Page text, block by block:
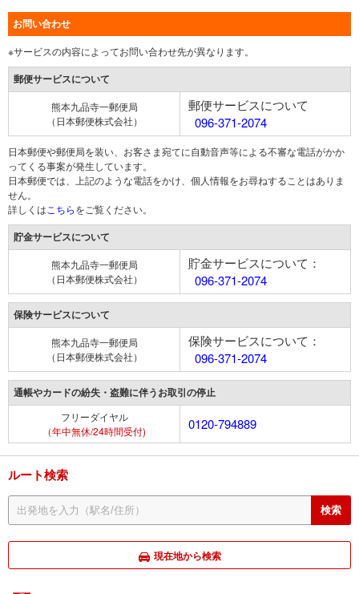
お問い合わせ
※サービスの内容によってお問い合わせ先が異なります。
郵便サービスについて
熊本九品寺一郵便局
（日本郵便株式会社）
郵便サービスについて
096-371-2074
日本郵便や郵便局を装い、お客さま宛てに自動音声等による不審な電話がかか
ってくる事案が発生しています。
日本郵便では、上記のような電話をかけ、個人情報をお尋ねすることはありま
せん。
詳しくは こちらをご覧ください。
貯金サービスについて
熊本九品寺一郵便局
（日本郵便株式会社）
貯金サービスについて：
096-371-2074
保険サービスについて
熊本九品寺一郵便局
（日本郵便株式会社）
保険サービスについて：
096-371-2074
通帳やカードの紛失・盗難に伴うお取引の停止
フリーダイヤル
（年中無休/24時間受付)
0120-794889
ルート検索
現在地から検索